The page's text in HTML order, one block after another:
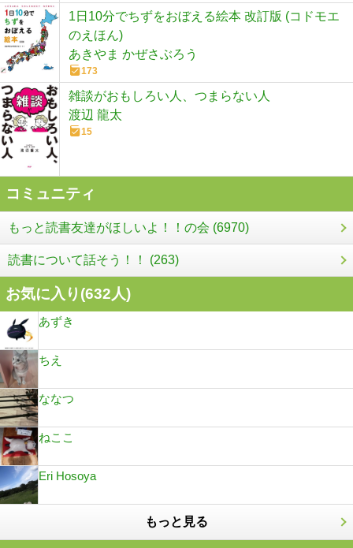
1日10分でちずをおぼえる絵本 改訂版 (コドモエ
のえほん)
あきやま かぜさぶろう
173
雑談がおもしろい人、つまらない人
渡辺 龍太
15
コミュニティ
もっと読書友達がほしいよ！！の会 (6970)
読書について話そう！！ (263)
お気に入り(632人)
あずき
ちえ
ななつ
ねここ
Eri Hosoya
もっと見る